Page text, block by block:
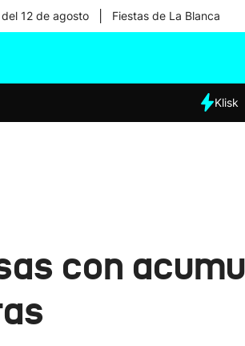
12 de agosto Fiestas de La Blanca
Klisk
con